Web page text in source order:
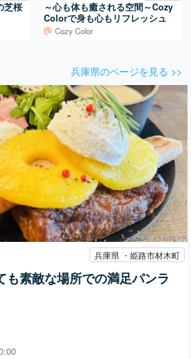
芝桜
～心も体も癒される空間～Cozy
Colorで身も心もリフレッシュ
Cozy Color
兵庫県のページを見る >>
兵庫県 ・姫路市材木町
も素敵な場所での満足パンラ